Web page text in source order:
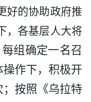
好的协助政府推
，各基层人大将
组确定一名召
作下，积极开
按照《乌拉特